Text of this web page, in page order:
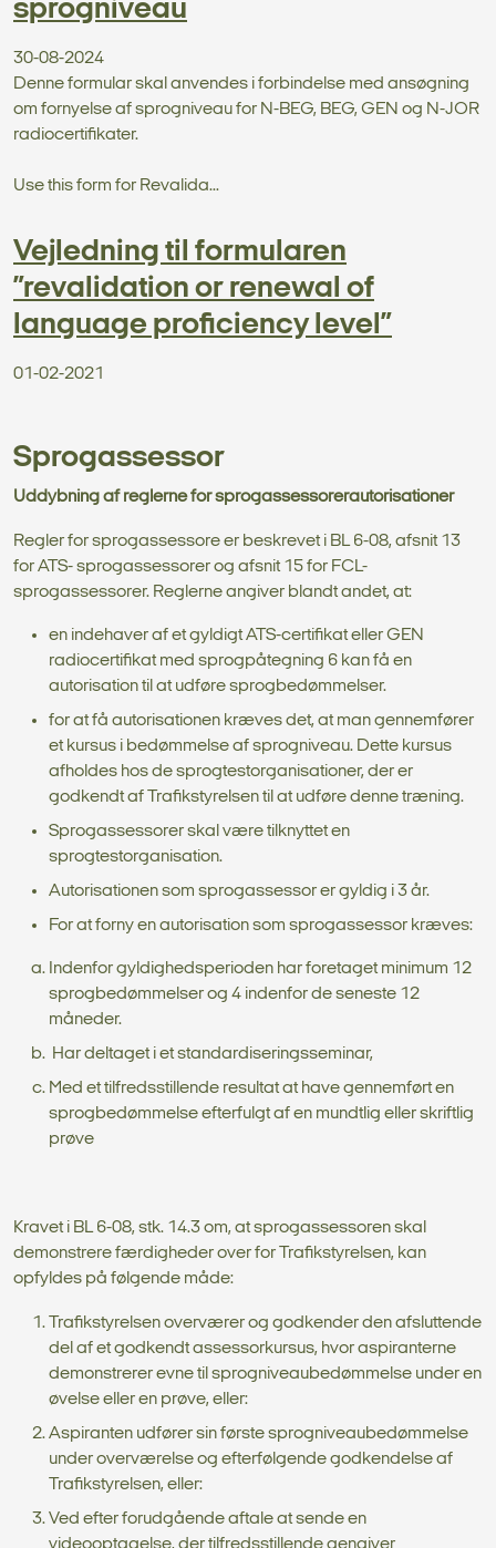
sprogniveau
30-08-2024
Denne formular skal anvendes i forbindelse med ansøgning
om fornyelse af sprogniveau for N-BEG, BEG, GEN og N-JOR
radiocertifikater.
Use this form for Revalida...
Vejledning til formularen
”revalidation or renewal of
language proficiency level”
01-02-2021
Sprogassessor
Uddybning af reglerne for sprogassessorerautorisationer
Regler for sprogassessore er beskrevet i BL 6-08, afsnit 13
for ATS- sprogassessorer og afsnit 15 for FCL-
sprogassessorer. Reglerne angiver blandt andet, at:
en indehaver af et gyldigt ATS-certifikat eller GEN
radiocertifikat med sprogpåtegning 6 kan få en
autorisation til at udføre sprogbedømmelser.
for at få autorisationen kræves det, at man gennemfører
et kursus i bedømmelse af sprogniveau. Dette kursus
afholdes hos de sprogtestorganisationer, der er
godkendt af Trafikstyrelsen til at udføre denne træning.
Sprogassessorer skal være tilknyttet en
sprogtestorganisation.
Autorisationen som sprogassessor er gyldig i 3 år.
For at forny en autorisation som sprogassessor kræves:
Indenfor gyldighedsperioden har foretaget minimum 12
sprogbedømmelser og 4 indenfor de seneste 12
måneder.
Har deltaget i et standardiseringsseminar,
Med et tilfredsstillende resultat at have gennemført en
sprogbedømmelse efterfulgt af en mundtlig eller skriftlig
prøve
Kravet i BL 6-08, stk. 14.3 om, at sprogassessoren skal
demonstrere færdigheder over for Trafikstyrelsen, kan
opfyldes på følgende måde:
Trafikstyrelsen overværer og godkender den afsluttende
del af et godkendt assessorkursus, hvor aspiranterne
demonstrerer evne til sprogniveaubedømmelse under en
øvelse eller en prøve, eller:
Aspiranten udfører sin første sprogniveaubedømmelse
under overværelse og efterfølgende godkendelse af
Trafikstyrelsen, eller:
Ved efter forudgående aftale at sende en